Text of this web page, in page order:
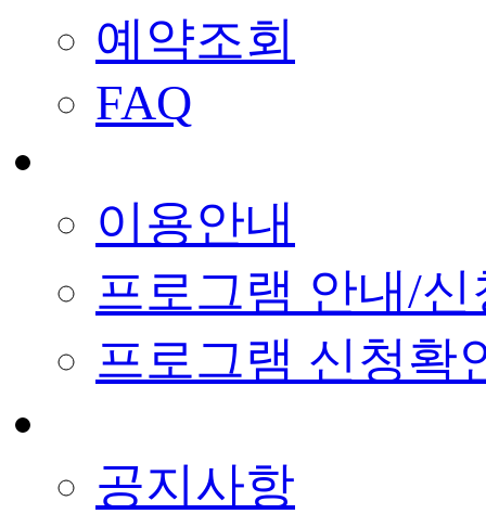
예약조회
FAQ
이용안내
프로그램 안내/신
프로그램 신청확
공지사항